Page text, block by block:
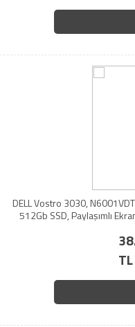
DELL Vostro 3030,
512Gb SSD, Paylaşımlı
TL